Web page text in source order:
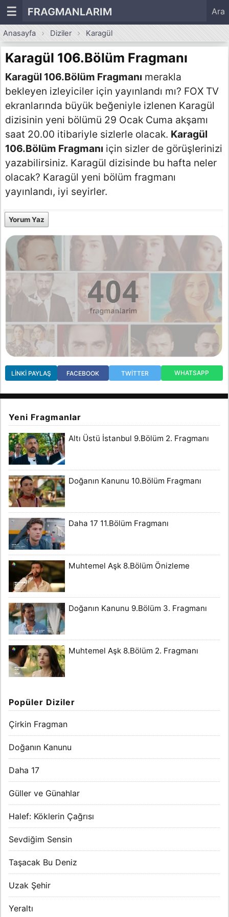
☰ FRAGMANLARIM Ara
Anasayfa Diziler Karagül
Karagül 106.Bölüm Fragmanı
Karagül 106.Bölüm Fragmanı merakla
bekleyen izleyiciler için yayınlandı mı? FOX TV
ekranlarında büyük beğeniyle izlenen Karagül
dizisinin yeni bölümü 29 Ocak Cuma akşamı
saat 20.00 itibariyle sizlerle olacak. Karagül
106.Bölüm Fragmanı için sizler de görüşlerinizi
yazabilirsiniz. Karagül dizisinde bu hafta neler
olacak? Karagül yeni bölüm fragmanı
yayınlandı, iyi seyirler.
Yorum Yaz
LINKI PAYLAŞ FACEBOOK TWITTER WHATSAPP
Yeni Fragmanlar
Altı Üstü İstanbul 9.Bölüm 2. Fragmanı
Doğanın Kanunu 10.Bölüm Fragmanı
Daha 17 11.Bölüm Fragmanı
Muhtemel Aşk 8.Bölüm Önizleme
Doğanın Kanunu 9.Bölüm 3. Fragmanı
Muhtemel Aşk 8.Bölüm 2. Fragmanı
Popüler Diziler
Çirkin Fragman
Doğanın Kanunu
Daha 17
Güller ve Günahlar
Halef: Köklerin Çağrısı
Sevdiğim Sensin
Taşacak Bu Deniz
Uzak Şehir
Yeraltı